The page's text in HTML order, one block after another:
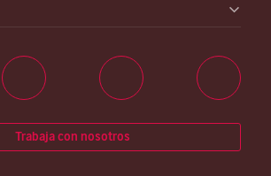
Trabaja con nosotros